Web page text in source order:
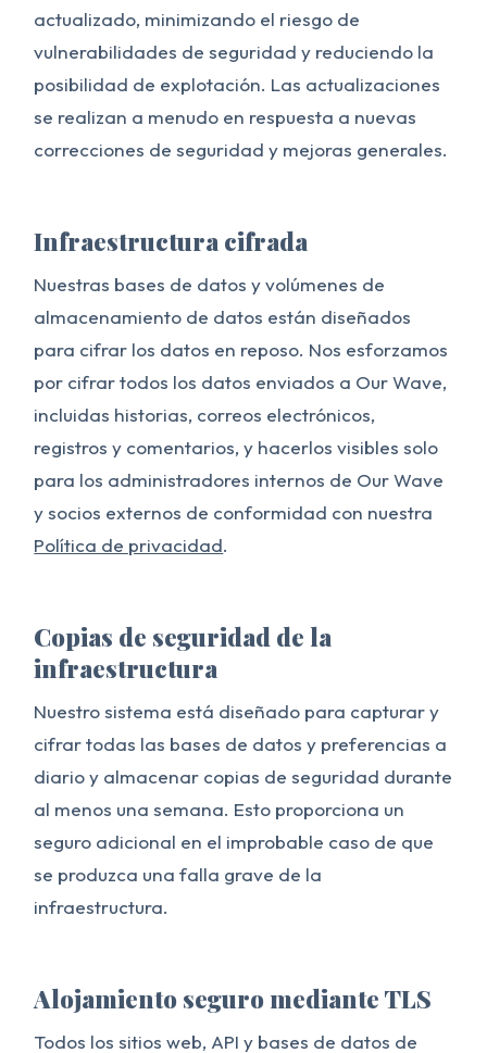
actualizado, minimizando el riesgo de
vulnerabilidades de seguridad y reduciendo la
posibilidad de explotación. Las actualizaciones
se realizan a menudo en respuesta a nuevas
correcciones de seguridad y mejoras generales.
Infraestructura cifrada
Nuestras bases de datos y volúmenes de
almacenamiento de datos están diseñados
para cifrar los datos en reposo. Nos esforzamos
por cifrar todos los datos enviados a Our Wave,
incluidas historias, correos electrónicos,
registros y comentarios, y hacerlos visibles solo
para los administradores internos de Our Wave
y socios externos de conformidad con nuestra
Política de privacidad.
Copias de seguridad de la
infraestructura
Nuestro sistema está diseñado para capturar y
cifrar todas las bases de datos y preferencias a
diario y almacenar copias de seguridad durante
al menos una semana. Esto proporciona un
seguro adicional en el improbable caso de que
se produzca una falla grave de la
infraestructura.
Alojamiento seguro mediante TLS
Todos los sitios web, API y bases de datos de